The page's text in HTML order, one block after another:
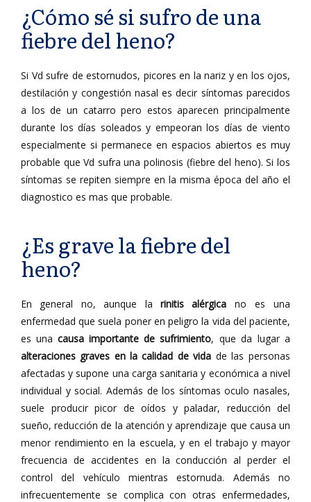
¿Cómo sé si sufro de una
fiebre del heno?
Si Vd sufre de estornudos, picores en la nariz y en los ojos,
destilación y congestión nasal es decir síntomas parecidos
a los de un catarro pero estos aparecen principalmente
durante los días soleados y empeoran los días de viento
especialmente si permanece en espacios abiertos es muy
probable que Vd sufra una polinosis (fiebre del heno). Si los
síntomas se repiten siempre en la misma época del año el
diagnostico es mas que probable.
¿Es grave la fiebre del
heno?
En general no, aunque la rinitis alérgica no es una
enfermedad que suela poner en peligro la vida del paciente,
es una causa importante de sufrimiento, que da lugar a
alteraciones graves en la calidad de vida de las personas
afectadas y supone una carga sanitaria y económica a nivel
individual y social. Además de los síntomas oculo nasales,
suele producir picor de oídos y paladar, reducción del
sueño, reducción de la atención y aprendizaje que causa un
menor rendimiento en la escuela, y en el trabajo y mayor
frecuencia de accidentes en la conducción al perder el
control del vehículo mientras estornuda. Además no
infrecuentemente se complica con otras enfermedades,